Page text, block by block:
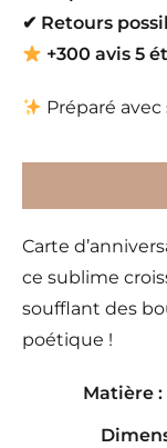
✔ Retours
+300 avis 5
Préparé
Carte
ce sublime
soufflant des
poétique !
Matière :